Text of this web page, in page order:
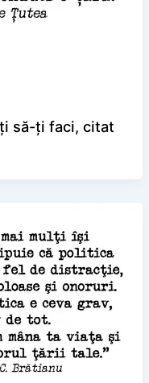
să-ți faci, citat